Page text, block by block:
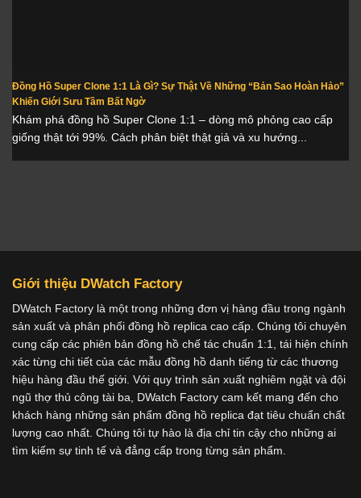
Đồng Hồ Super Clone 1:1 Là Gì? Sự Thật Về Những “Bản Sao Hoàn Hảo”
Khiến Giới Sưu Tầm Bất Ngờ
Khám phá đồng hồ Super Clone 1:1 – dòng mô phỏng cao cấp
giống thật tới 99%. Cách phân biệt thật giả và xu hướng...
Giới thiệu DWatch Factory
DWatch Factory là một trong những đơn vị hàng đầu trong ngành
sản xuất và phân phối đồng hồ replica cao cấp. Chúng tôi chuyên
cung cấp các phiên bản đồng hồ chế tác chuẩn 1:1, tái hiện chính
xác từng chi tiết của các mẫu đồng hồ danh tiếng từ các thương
hiệu hàng đầu thế giới. Với quy trình sản xuất nghiêm ngặt và đội
ngũ thợ thủ công tài ba, DWatch Factory cam kết mang đến cho
khách hàng những sản phẩm đồng hồ replica đạt tiêu chuẩn chất
lượng cao nhất. Chúng tôi tự hào là địa chỉ tin cậy cho những ai
tìm kiếm sự tinh tế và đẳng cấp trong từng sản phẩm.